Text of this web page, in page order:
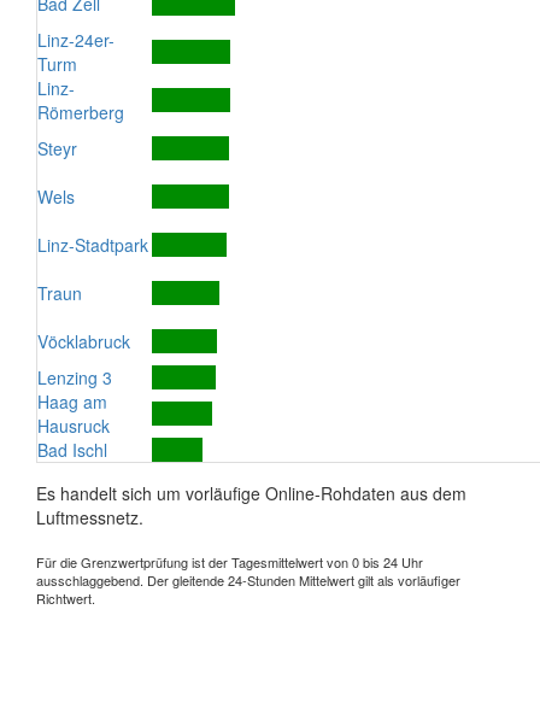
Linz-24er-
Turm
Linz-
Römerberg
Steyr
Wels
Linz-Stadtpark
Traun
Vöcklabruck
Lenzing 3
Haag am
Hausruck
Bad Ischl
Es handelt sich um vorläufige Online-Rohdaten aus dem
Luftmessnetz.
Für die Grenzwertprüfung ist der Tagesmittelwert von 0 bis 24 Uhr
ausschlaggebend. Der gleitende 24-Stunden Mittelwert gilt als vorläufiger
Richtwert.